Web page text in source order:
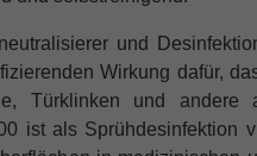
und
Wirkung dafür,
Türklinken und andere
ist als Sprühdesinfektion